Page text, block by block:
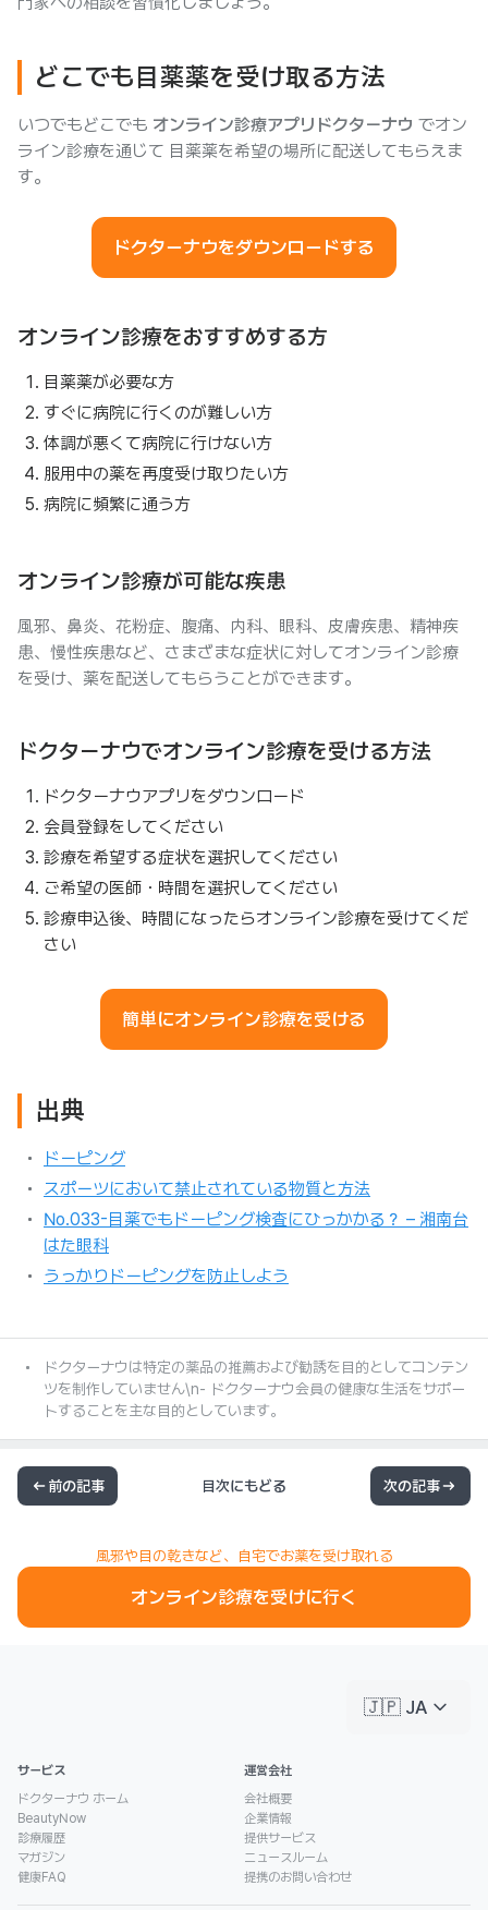
どこでも目薬薬を受け取る方法
いつでもどこでも オンライン診療アプリドクターナウ でオン
ライン診療を通じて 目薬薬を希望の場所に配送してもらえま
す。
ドクターナウをダウンロードする
オンライン診療をおすすめする方
目薬薬が必要な方
すぐに病院に行くのが難しい方
体調が悪くて病院に行けない方
服用中の薬を再度受け取りたい方
病院に頻繁に通う方
オンライン診療が可能な疾患
風邪、鼻炎、花粉症、腹痛、内科、眼科、皮膚疾患、精神疾
患、慢性疾患など、さまざまな症状に対してオンライン診療
を受け、薬を配送してもらうことができます。
ドクターナウでオンライン診療を受ける方法
ドクターナウアプリをダウンロード
会員登録をしてください
診療を希望する症状を選択してください
ご希望の医師・時間を選択してください
診療申込後、時間になったらオンライン診療を受けてくだ
さい
簡単にオンライン診療を受ける
出典
ドーピング
スポーツにおいて禁止されている物質と方法
No.033-目薬でもドーピング検査にひっかかる？ – 湘南台
はた眼科
うっかりドーピングを防止しよう
ドクターナウは特定の薬品の推薦および勧誘を目的としてコンテン
ツを制作していません\n- ドクターナウ会員の健康な生活をサポー
トすることを主な目的としています。
前の記事 目次にもどる 次の記事
風邪や目の乾きなど、自宅でお薬を受け取れる
オンライン診療を受けに行く
🇯🇵 JA keyboard_arrow_down
サービス
ドクターナウ ホーム
BeautyNow
診療履歴
マガジン
健康FAQ
運営会社
会社概要
企業情報
提供サービス
ニュースルーム
提携のお問い合わせ